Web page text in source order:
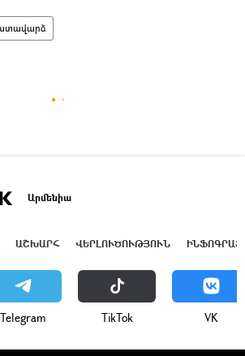
Արմենիա
ԱՇԽԱՐՀ ՎԵՐԼՈՒԾՈՒԹՅՈՒՆ
Telegram ТikТоk VK